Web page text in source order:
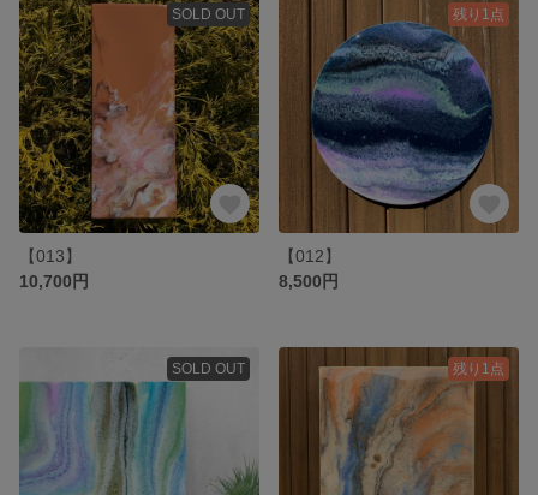
SOLD OUT
【013】
10,700円
残り1点
【012】
8,500円
SOLD OUT 残り1点